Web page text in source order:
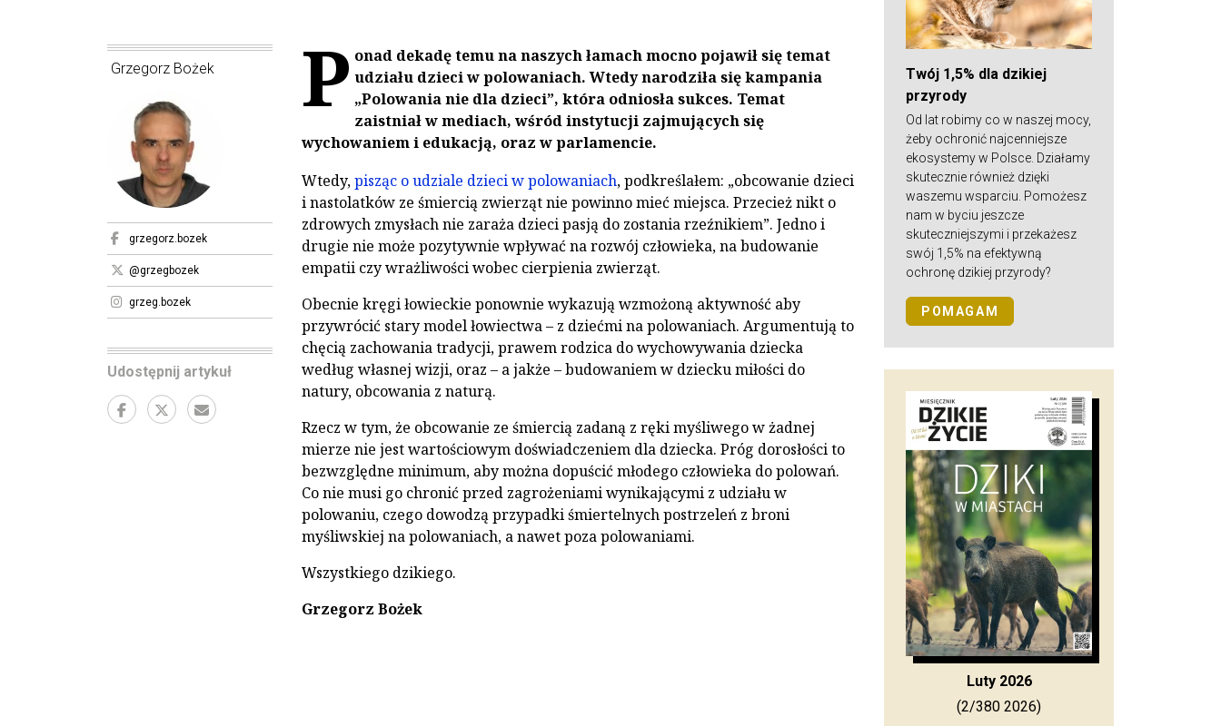
Grzegorz Bożek
grzegorz.bozek
@grzegbozek
grzeg.bozek
Udostępnij artykuł
P onad dekadę temu na naszych łamach mocno pojawił się temat
udziału dzieci w polowaniach. Wtedy narodziła się kampania
„Polowania nie dla dzieci”, która odniosła sukces. Temat
zaistniał w mediach, wśród instytucji zajmujących się
wychowaniem i edukacją, oraz w parlamencie.
Wtedy,pisząc o udziale dzieci w polowaniach, podkreślałem: „obcowanie dzieci
i nastolatków ze śmiercią zwierząt nie powinno mieć miejsca. Przecież nikt o
zdrowych zmysłach nie zaraża dzieci pasją do zostania rzeźnikiem”. Jedno i
drugie nie może pozytywnie wpływać na rozwój człowieka, na budowanie
empatii czy wrażliwości wobec cierpienia zwierząt.
Obecnie kręgi łowieckie ponownie wykazują wzmożoną aktywność aby
przywrócić stary model łowiectwa – z dziećmi na polowaniach. Argumentują to
chęcią zachowania tradycji, prawem rodzica do wychowywania dziecka
według własnej wizji, oraz – a jakże – budowaniem w dziecku miłości do
natury, obcowania z naturą.
Rzecz w tym, że obcowanie ze śmiercią zadaną z ręki myśliwego w żadnej
mierze nie jest wartościowym doświadczeniem dla dziecka. Próg dorosłości to
bezwzględne minimum, aby można dopuścić młodego człowieka do polowań.
Co nie musi go chronić przed zagrożeniami wynikającymi z udziału w
polowaniu, czego dowodzą przypadki śmiertelnych postrzeleń z broni
myśliwskiej na polowaniach, a nawet poza polowaniami.
Wszystkiego dzikiego.
Grzegorz Bożek
Twój 1,5% dla dzikiej
przyrody
Od lat robimy co w naszej mocy,
żeby ochronić najcenniejsze
ekosystemy w Polsce. Działamy
skutecznie również dzięki
waszemu wsparciu. Pomożesz
nam w byciu jeszcze
skuteczniejszymi i przekażesz
swój 1,5% na efektywną
ochronę dzikiej przyrody?
POMAGAM
Luty 2026
(2/380 2026)